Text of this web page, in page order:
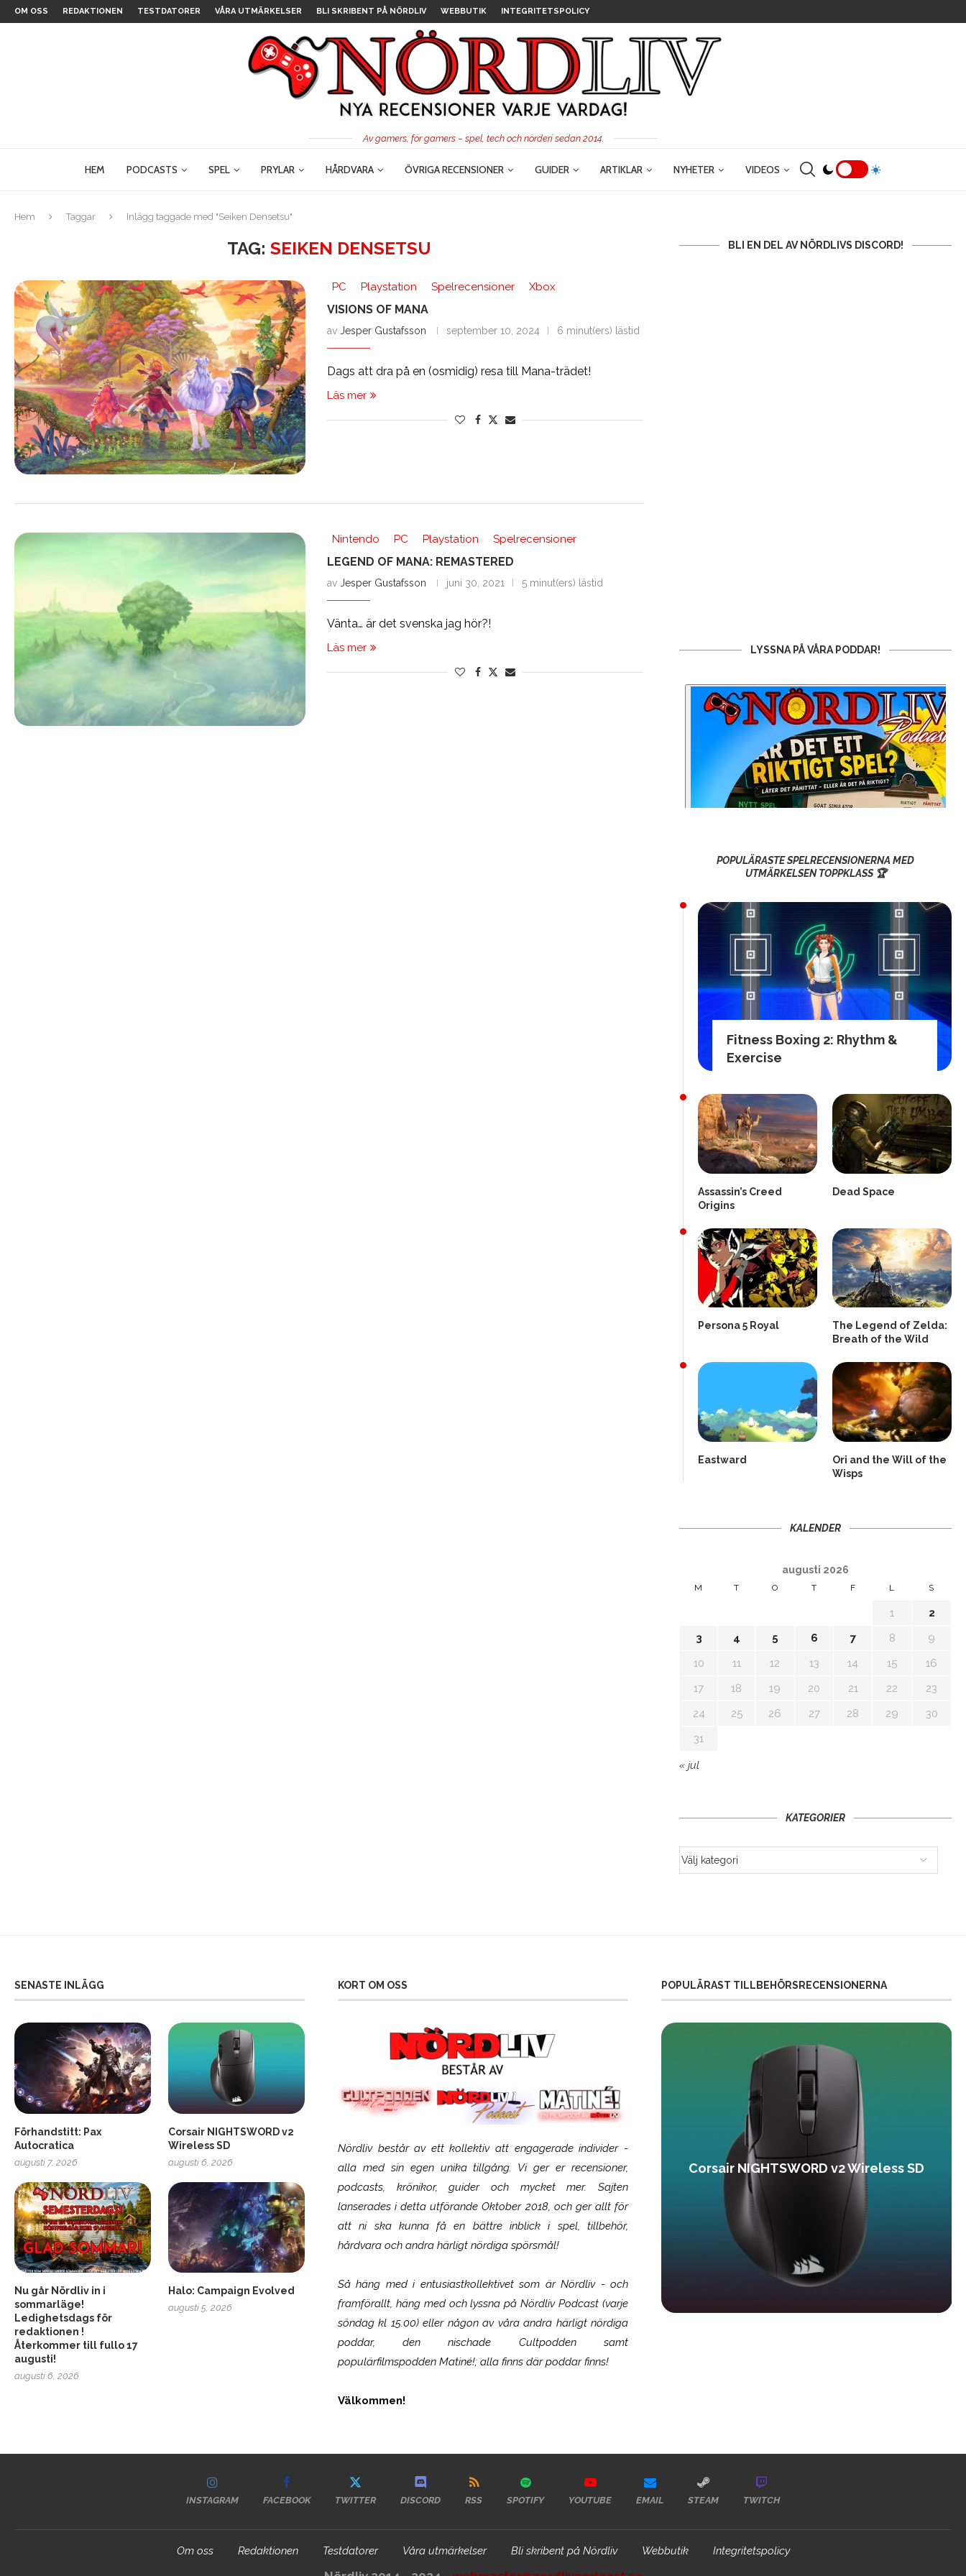
OM OSS REDAKTIONEN TESTDATORER VÅRA UTMÄRKELSER BLI SKRIBENT PÅ NÖRDLIV WEBBUTIK INTEGRITETSPOLICY
Av gamers, för gamers – spel, tech och nörderi sedan 2014.
HEM PODCASTS SPEL PRYLAR HÅRDVARA ÖVRIGA RECENSIONER GUIDER ARTIKLAR NYHETER VIDEOS
Hem Taggar Inlägg taggade med "Seiken Densetsu"
TAG: SEIKEN DENSETSU
PC Playstation Spelrecensioner Xbox
VISIONS OF MANA
av Jesper Gustafsson september 10, 2024 6 minut(ers) lästid
Dags att dra på en (osmidig) resa till Mana-trädet!
Läs mer
Nintendo PC Playstation Spelrecensioner
LEGEND OF MANA: REMASTERED
av Jesper Gustafsson juni 30, 2021 5 minut(ers) lästid
Vänta… är det svenska jag hör?!
Läs mer
BLI EN DEL AV NÖRDLIVS DISCORD!
LYSSNA PÅ VÅRA PODDAR!
POPULÄRASTE SPELRECENSIONERNA MED
UTMÄRKELSEN TOPPKLASS 🏆
Fitness Boxing 2: Rhythm &
Exercise
Assassin’s Creed
Origins
Dead Space
Persona 5 Royal
The Legend of Zelda:
Breath of the Wild
Eastward
Ori and the Will of the
Wisps
KALENDER
augusti 2026
M T O T F L S
1
2
3
4 5 6 7 8
9
10
11 12 13 14 15
16
17
18 19 20 21 22
23
24
25 26 27 28 29
30
31
« jul
KATEGORIER
SENASTE INLÄGG
Förhandstitt: Pax
Autocratica
augusti 7, 2026
Corsair NIGHTSWORD v2
Wireless SD
augusti 6, 2026
Nu går Nördliv in i
sommarläge!
Ledighetsdags för
redaktionen !
Återkommer till fullo 17
augusti!
augusti 6, 2026
Halo: Campaign Evolved
augusti 5, 2026
KORT OM OSS
Nördliv består av ett kollektiv att engagerade individer -
alla med sin egen unika tillgång. Vi ger er recensioner,
podcasts, krönikor, guider och mycket mer. Sajten
lanserades i detta utförande Oktober 2018, och ger allt för
att ni ska kunna få en bättre inblick i spel, tillbehör,
hårdvara och andra härligt nördiga spörsmål!
Så häng med i entusiastkollektivet som ärNördliv- och
framförallt, häng med och lyssna på Nördliv Podcast (varje
söndag kl 15.00) eller någon av våra andra härligt nördiga
poddar, den nischade Cultpodden samt
populärfilmspodden Matiné!; alla finns där poddar finns!
Välkommen!
POPULÄRAST TILLBEHÖRSRECENSIONERNA
Soundcore Liberty 5 Pro SCUF Gaming Omega Corsair NIGHTSWORD v2 Wireless SD
INSTAGRAM FACEBOOK TWITTER DISCORD RSS SPOTIFY YOUTUBE EMAIL STEAM TWITCH
Om oss Redaktionen Testdatorer Våra utmärkelser Bli skribent på Nördliv Webbutik Integritetspolicy